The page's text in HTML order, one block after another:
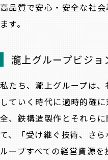
高品質で安心・安全な社
ます。
瀧上グループビジョ
私たち、瀧上グループは
していく時代に適時的確
全、鉄構造製作とそれら
て、「受け継ぐ技術、さ
ループすべての経営資源